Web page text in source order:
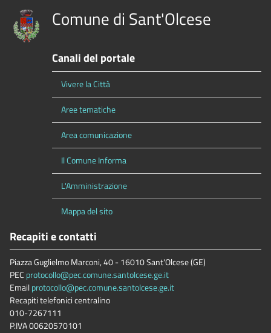
Comune di Sant'Olcese
Canali del portale
Vivere la Città
Aree tematiche
Area comunicazione
Il Comune Informa
L'Amministrazione
Mappa del sito
Recapiti e contatti
Piazza Guglielmo Marconi, 40 - 16010 Sant'Olcese (GE)
PEC protocollo@pec.comune.santolcese.ge.it
Emailprotocollo@pec.comune.santolcese.ge.it
Recapiti telefonici centralino
010-7267111
P.IVA 00620570101